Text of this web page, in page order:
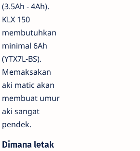
(3.5Ah - 4Ah).
KLX 150
membutuhkan
minimal 6Ah
(YTX7L-BS).
Memaksakan
aki matic akan
membuat umur
aki sangat
pendek.
Dimana letak